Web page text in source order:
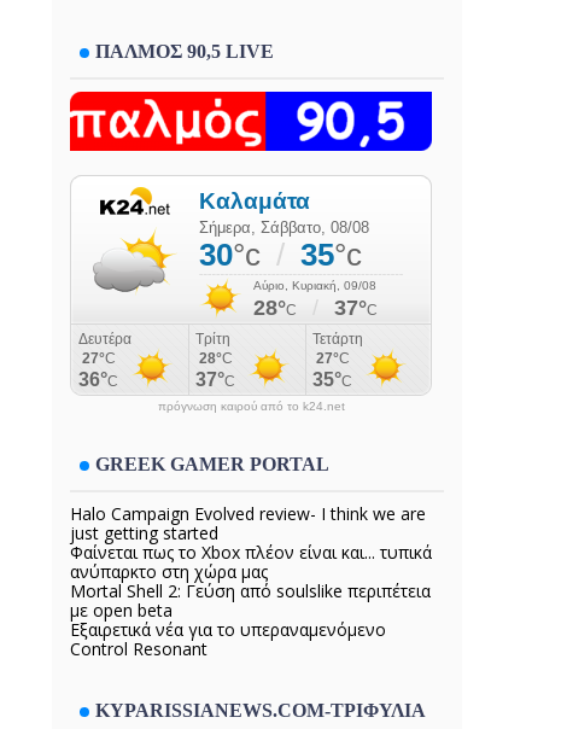
ΠΑΛΜΟΣ 90,5 LIVE
πρόγνωση καιρού από το k24.net
GREEK GAMER PORTAL
Halo Campaign Evolved review- I think we are
just getting started
Φαίνεται πως το Xbox πλέον είναι και... τυπικά
ανύπαρκτο στη χώρα μας
Mortal Shell 2: Γεύση από soulslike περιπέτεια
με open beta
Εξαιρετικά νέα για το υπεραναμενόμενο
Control Resonant
KYPARISSIANEWS.COM-ΤΡΙΦΥΛΙΑ